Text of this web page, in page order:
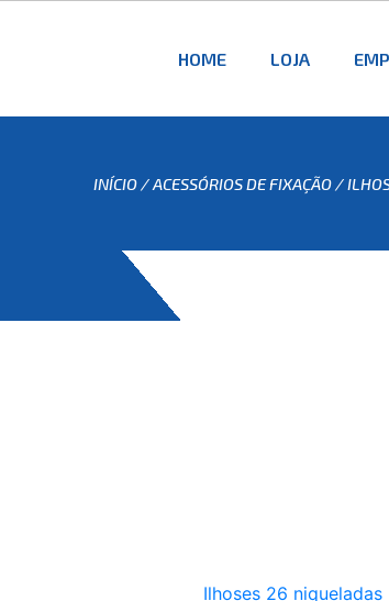
HOME LOJA
INÍCIO/ACESSÓRIOS DE FIXAÇÃO/